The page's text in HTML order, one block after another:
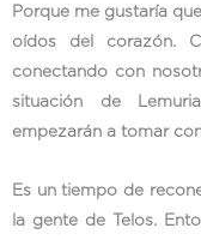
Porque me gustaría
oídos del corazón.
conectando con
situación de
empezarán a tomar
Es un tiempo de
la gente de Telos.